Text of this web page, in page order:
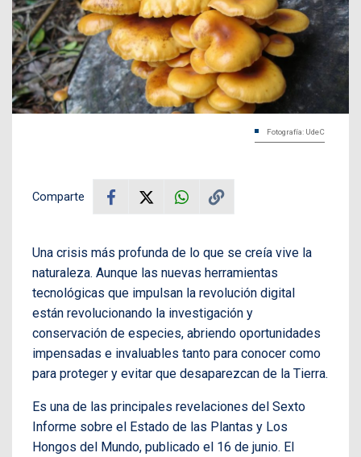
Fotografía: UdeC
Comparte
Una crisis más profunda de lo que se creía vive la
naturaleza. Aunque las nuevas herramientas
tecnológicas que impulsan la revolución digital
están revolucionando la investigación y
conservación de especies, abriendo oportunidades
impensadas e invaluables tanto para conocer como
para proteger y evitar que desaparezcan de la Tierra.
Es una de las principales revelaciones del Sexto
Informe sobre el Estado de las Plantas y Los
Hongos del Mundo, publicado el 16 de junio. El